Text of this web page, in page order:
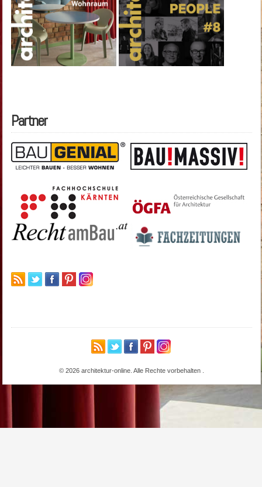
Partner
© 2026 architektur-online. Alle Rechte vorbehalten .